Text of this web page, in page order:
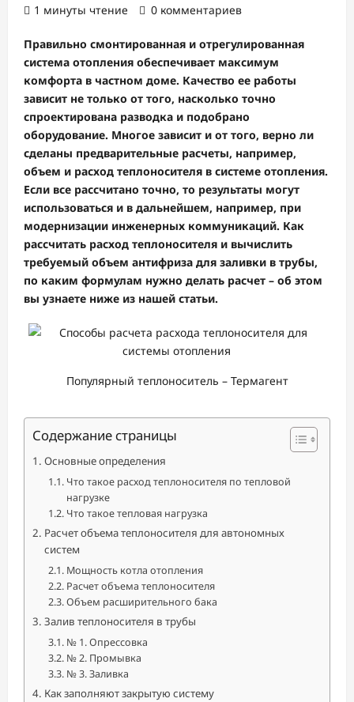
1 минуты чтение
0 комментариев
Правильно смонтированная и отрегулированная
система отопления обеспечивает максимум
комфорта в частном доме. Качество ее работы
зависит не только от того, насколько точно
спроектирована разводка и подобрано
оборудование. Многое зависит и от того, верно ли
сделаны предварительные расчеты, например,
объем и расход теплоносителя в системе отопления.
Если все рассчитано точно, то результаты могут
использоваться и в дальнейшем, например, при
модернизации инженерных коммуникаций. Как
рассчитать расход теплоносителя и вычислить
требуемый объем антифриза для заливки в трубы,
по каким формулам нужно делать расчет – об этом
вы узнаете ниже из нашей статьи.
Популярный теплоноситель – Термагент
Содержание страницы
Основные определения
Что такое расход теплоносителя по тепловой
нагрузке
Что такое тепловая нагрузка
Расчет объема теплоносителя для автономных
систем
Мощность котла отопления
Расчет объема теплоносителя
Объем расширительного бака
Залив теплоносителя в трубы
№ 1. Опрессовка
№ 2. Промывка
№ 3. Заливка
Как заполняют закрытую систему